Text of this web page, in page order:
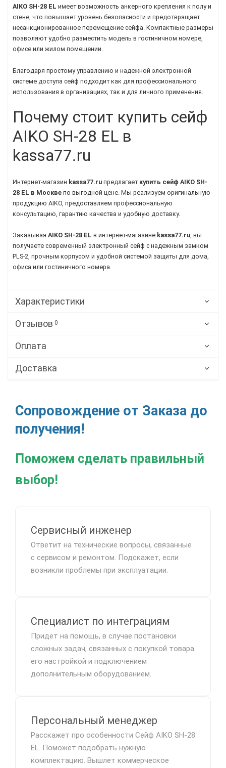
AIKO SH-28 EL имеет возможность анкерного крепления к полу и
стене, что повышает уровень безопасности и предотвращает
несанкционированное перемещение сейфа. Компактные размеры
позволяют удобно разместить модель в гостиничном номере,
офисе или жилом помещении.
Благодаря простому управлению и надежной электронной
системе доступа сейф подходит как для профессионального
использования в организациях, так и для личного применения.
Почему стоит купить сейф
AIKO SH-28 EL в
kassa77.ru
Интернет-магазин kassa77.ru предлагает купить сейф AIKO SH-
28 EL в Москве по выгодной цене. Мы реализуем оригинальную
продукцию AIKO, предоставляем профессиональную
консультацию, гарантию качества и удобную доставку.
Заказывая AIKO SH-28 EL в интернет-магазине kassa77.ru, вы
получаете современный электронный сейф с надежным замком
PLS-2, прочным корпусом и удобной системой защиты для дома,
офиса или гостиничного номера.
Характеристики
Отзывов 0
Оплата
Доставка
Сопровождение от Заказа до
получения!
Поможем сделать правильный
выбор!
Сервисный инженер
Ответит на технические вопросы, связанные
с сервисом и ремонтом. Подскажет, если
возникли проблемы при эксплуатации.
Специалист по интеграциям
Придет на помощь, в случае постановки
сложных задач, связанных с покупкой товара
его настройкой и подключением
дополнительным оборудованием.
Персональный менеджер
Расскажет про особенности Сейф AIKO SH-28
EL. Поможет подобрать нужную
комплектацию. Вышлет коммерческое